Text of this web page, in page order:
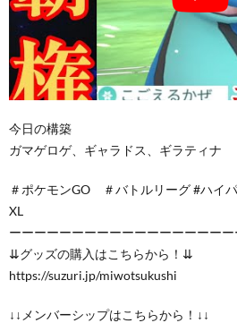
今日の構築
ガマゲロゲ、ギャラドス、ギラティナ
＃ポケモンGO ＃バトルリーグ #ハ
XL
ーーーーーーーーーーーーーーーーー
⇊グッズの購入はこちらから！⇊
https://suzuri.jp/miwotsukushi
↓↓メンバーシップはこちらから！↓↓